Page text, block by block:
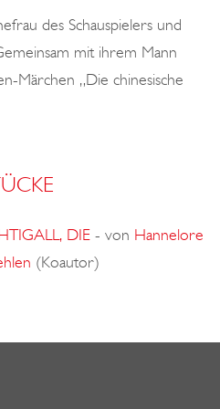
des Schauspielers und
mit ihrem Mann
Märchen „Die chinesische
DIE - von Hannelore
(Koautor)